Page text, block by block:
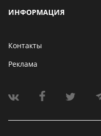
ИНФОРМАЦИЯ
Контакты
Реклама